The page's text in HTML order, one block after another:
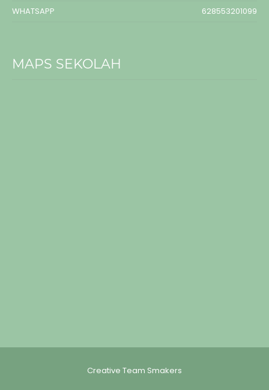
WHATSAPP
628553201099
MAPS SEKOLAH
Creative Team Smakers